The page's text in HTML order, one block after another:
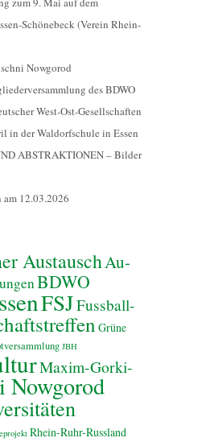
Schönebeck (Verein Rhein-
Nowgorod
des BDWO
West-Ost-Gesellschaften
in der Waldorfschule in Essen
ABSTRAKTIONEN – Bilder
am 12.03.2026
AustauschAu-
BDWO
FSJFussball-
Grüne
JBH
Maxim-Gorki-
Nowgorod
Rhein-Ruhr-Russland